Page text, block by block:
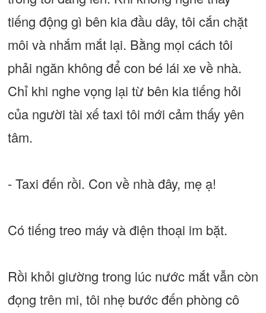
tiếng động gì bên kia đầu dây, tôi cắn chặt
môi và nhắm mắt lại. Bằng mọi cách tôi
phải ngăn không để con bé lái xe về nhà.
Chỉ khi nghe vọng lại từ bên kia tiếng hỏi
của người tài xế taxi tôi mới cảm thấy yên
tâm.
- Taxi đến rồi. Con về nhà đây, mẹ ạ!
Có tiếng treo máy và điện thoại im bặt.
Rồi khỏi giường trong lúc nước mắt vẫn còn
đọng trên mi, tôi nhẹ bước đến phòng cô